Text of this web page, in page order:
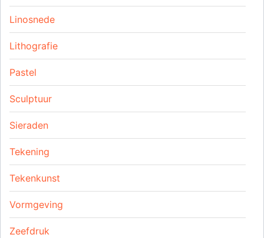
Linosnede
Lithografie
Pastel
Sculptuur
Sieraden
Tekening
Tekenkunst
Vormgeving
Zeefdruk